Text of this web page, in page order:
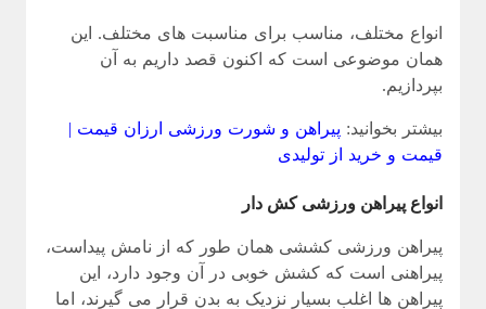
انواع مختلف، مناسب برای مناسبت های مختلف. این
همان موضوعى است که اکنون قصد داريم به آن
بپردازيم.
بیشتر بخوانید: پیراهن و شورت ورزشی ارزان قیمت |
قیمت و خرید از تولیدی
انواع پیراهن ورزشی کش دار
پیراهن ورزشی کششی همان طور که از نامش پیداست،
پیراهنی است که کشش خوبی در آن وجود دارد، این
پیراهن ها اغلب بسیار نزدیک به بدن قرار می گیرند، اما